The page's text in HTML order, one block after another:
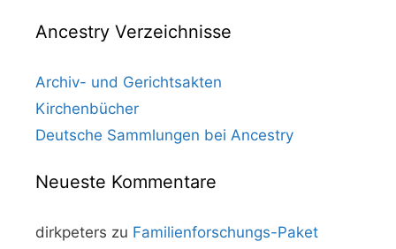
Ancestry Verzeichnisse
Archiv- und Gerichtsakten
Kirchenbücher
Deutsche Sammlungen bei Ancestry
Neueste Kommentare
dirkpeters zu Familienforschungs-Paket